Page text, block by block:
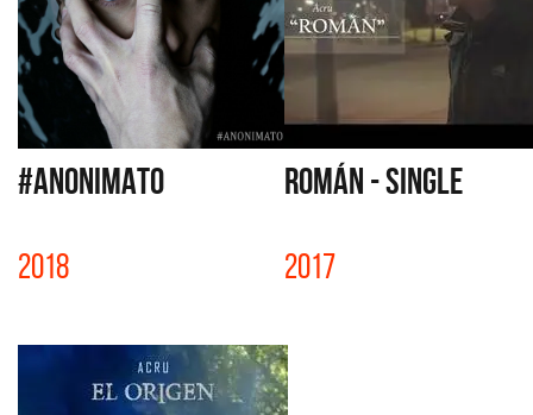
#ANONIMATO
2018
ROMÁN - SINGLE
2017